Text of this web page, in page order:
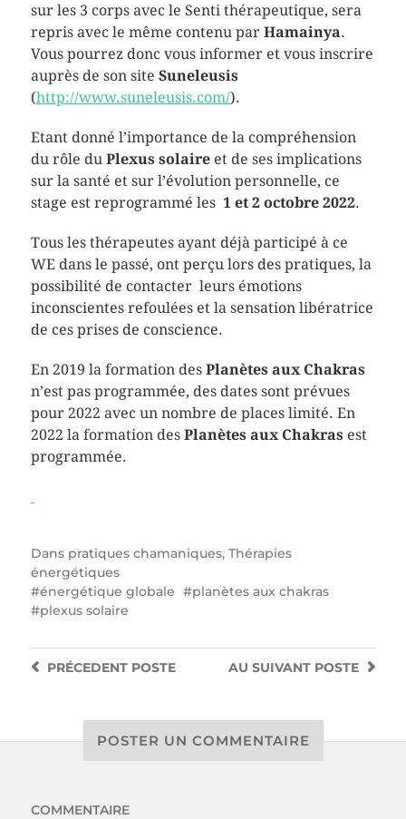
sur les 3 corps avec le Senti thérapeutique, sera
repris avec le même contenu par Hamainya.
Vous pourrez donc vous informer et vous inscrire
auprès de son site Suneleusis
(http://www.suneleusis.com/).
Etant donné l’importance de la compréhension
du rôle du Plexus solaireet de ses implications
sur la santé et sur l’évolution personnelle, ce
stage est reprogrammé les 1 et 2 octobre 2022.
Tous les thérapeutes ayant déjà participé à ce
WE dans le passé, ont perçu lors des pratiques, la
possibilité de contacter leurs émotions
inconscientes refoulées et la sensation libératrice
de ces prises de conscience.
En 2019 la formation des Planètes aux Chakras
n’est pas programmée, des dates sont prévues
pour 2022 avec un nombre de places limité. En
2022 la formation des Planètes aux Chakrasest
programmée.
Dans pratiques chamaniques, Thérapies
énergétiques
énergétique globale
planètes aux chakras
plexus solaire
AU SUIVANT POSTE
PRÉCEDENTPOSTE
POSTER UN COMMENTAIRE
COMMENTAIRE